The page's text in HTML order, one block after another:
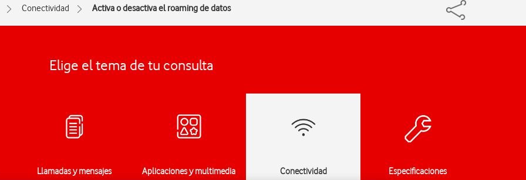
Conectividad Activa o desactiva el roaming de datos
Elige el tema de tu consulta
Llamadas y mensajes Aplicaciones y multimedia Conectividad Especificaciones